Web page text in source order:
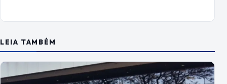
LEIA TAMBÉM